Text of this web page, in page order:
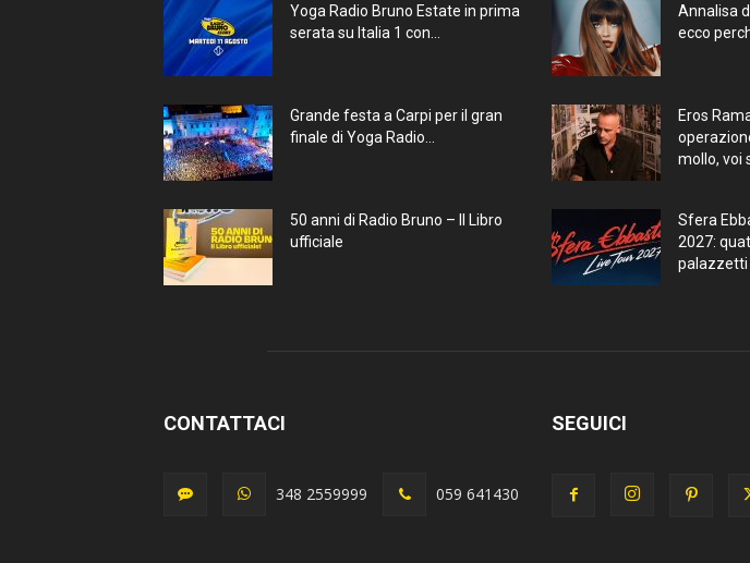
Yoga Radio Bruno Estate in prima
serata su Italia 1 con...
Grande festa a Carpi per il gran
finale di Yoga Radio...
50 anni di Radio Bruno – Il Libro
ufficiale
Annalisa
ecco
Eros
mollo, voi
Sfera
2027:
palazzetti
CONTATTACI
348 2559999 059 641430
SEGUICI